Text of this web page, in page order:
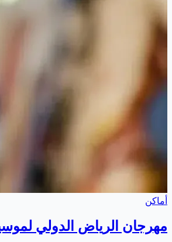
أماكن
مهرجان الرياض الدولي لموسيقى